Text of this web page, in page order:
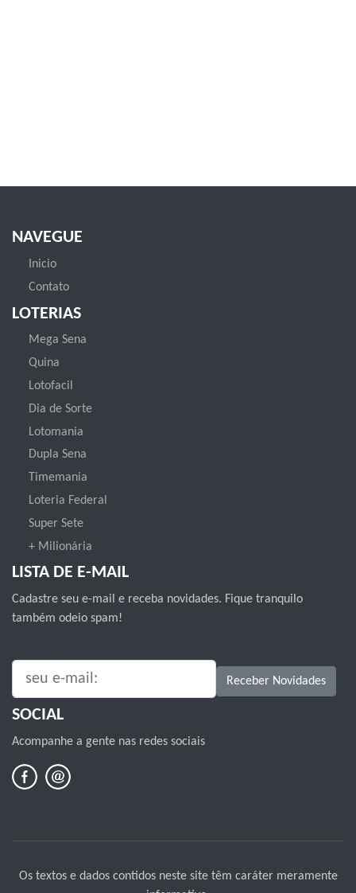
NAVEGUE
Inicio
Contato
LOTERIAS
Mega Sena
Quina
Lotofacil
Dia de Sorte
Lotomania
Dupla Sena
Timemania
Loteria Federal
Super Sete
+ Milionária
LISTA DE E-MAIL
Cadastre seu e-mail e receba novidades. Fique tranquilo
também odeio spam!
SEU E-MAIL: Receber Novidades
SOCIAL
Acompanhe a gente nas redes sociais
Os textos e dados contidos neste site têm caráter meramente